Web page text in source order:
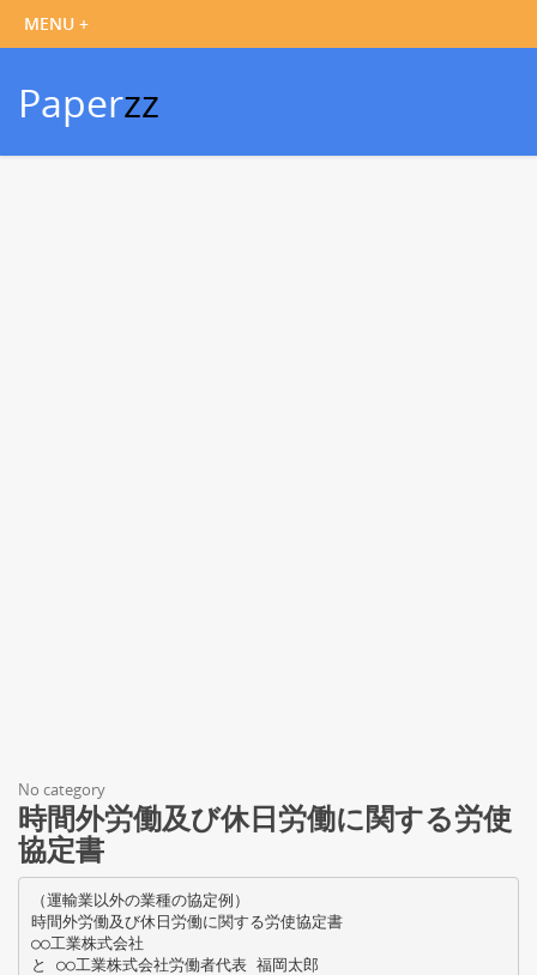
Paperzz
No category
時間外労働及び休日労働に関する労使
協定書
（運輸業以外の業種の協定例）
時間外労働及び休日労働に関する労使協定書
○○工業株式会社
と ○○工業株式会社労働者代表 福岡太郎